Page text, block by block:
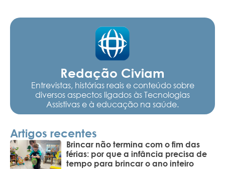
Redação Civiam
Entrevistas, histórias reais e conteúdo sobre
diversos aspectos ligados às Tecnologias
Assistivas e à educação na saúde.
Artigos recentes
Brincar não termina com o fim das
férias: por que a infância precisa de
tempo para brincar o ano inteiro